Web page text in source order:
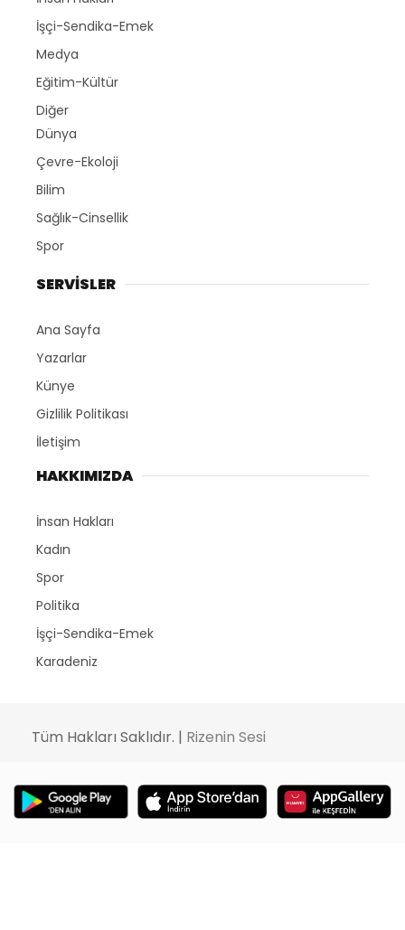
İşçi-Sendika-Emek
Medya
Eğitim-Kültür
Diğer
Dünya
Çevre-Ekoloji
Bilim
Sağlık-Cinsellik
Spor
SERVİSLER
Ana Sayfa
Yazarlar
Künye
Gizlilik Politikası
İletişim
HAKKIMIZDA
İnsan Hakları
Kadın
Spor
Politika
İşçi-Sendika-Emek
Karadeniz
Tüm Hakları Saklıdır. | Rizenin Sesi